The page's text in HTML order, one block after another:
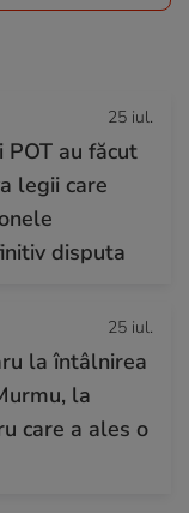
25 iul.
POT au făcut
legii care
disputa
25 iul.
la întâlnirea
la
care a ales o